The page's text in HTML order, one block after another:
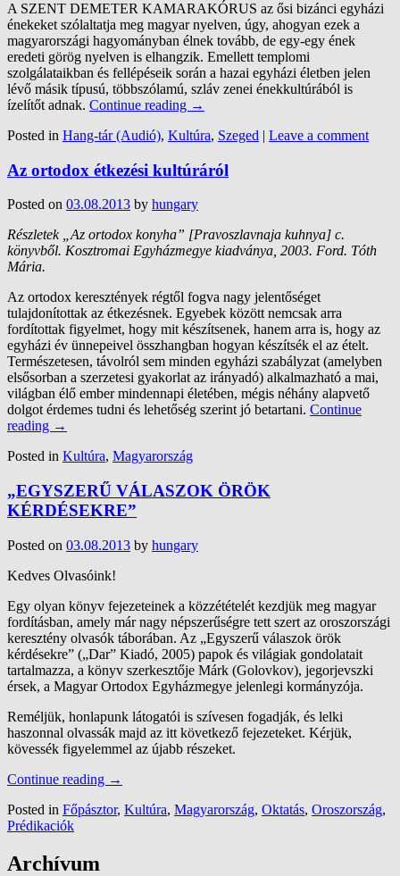
A SZENT DEMETER KAMARAKÓRUS az ősi bizánci egyházi
énekeket szólaltatja meg magyar nyelven, úgy, ahogyan ezek a
magyarországi hagyományban élnek tovább, de egy-egy ének
eredeti görög nyelven is elhangzik. Emellett templomi
szolgálataikban és fellépéseik során a hazai egyházi életben jelen
lévő másik típusú, többszólamú, szláv zenei énekkultúrából is
ízelítőt adnak. Continue reading →
Posted in Hang-tár (Audió), Kultúra, Szeged | Leave a comment
Az ortodox étkezési kultúráról
Posted on 03.08.2013 by hungary
Részletek „Az ortodox konyha” [Pravoszlavnaja kuhnya] c.
könyvből. Kosztromai Egyházmegye kiadványa, 2003. Ford. Tóth
Mária.
Az ortodox keresztények régtől fogva nagy jelentőséget
tulajdonítottak az étkezésnek. Egyebek között nemcsak arra
fordítottak figyelmet, hogy mit készítsenek, hanem arra is, hogy az
egyházi év ünnepeivel összhangban hogyan készítsék el az ételt.
Természetesen, távolról sem minden egyházi szabályzat (amelyben
elsősorban a szerzetesi gyakorlat az irányadó) alkalmazható a mai,
világban élő ember mindennapi életében, mégis néhány alapvető
dolgot érdemes tudni és lehetőség szerint jó betartani. Continue
reading →
Posted in Kultúra, Magyarország
„EGYSZERŰ VÁLASZOK ÖRÖK
KÉRDÉSEKRE”
Posted on 03.08.2013 by hungary
Kedves Olvasóink!
Egy olyan könyv fejezeteinek a közzétételét kezdjük meg magyar
fordításban, amely már nagy népszerűségre tett szert az oroszországi
keresztény olvasók táborában. Az „Egyszerű válaszok örök
kérdésekre” („Dar” Kiadó, 2005) papok és világiak gondolatait
tartalmazza, a könyv szerkesztője Márk (Golovkov), jegorjevszki
érsek, a Magyar Ortodox Egyházmegye jelenlegi kormányzója.
Reméljük, honlapunk látogatói is szívesen fogadják, és lelki
haszonnal olvassák majd az itt következő fejezeteket. Kérjük,
kövessék figyelemmel az újabb részeket.
Continue reading →
Posted in Főpásztor, Kultúra, Magyarország, Oktatás, Oroszország,
Prédikaciók
Archívum